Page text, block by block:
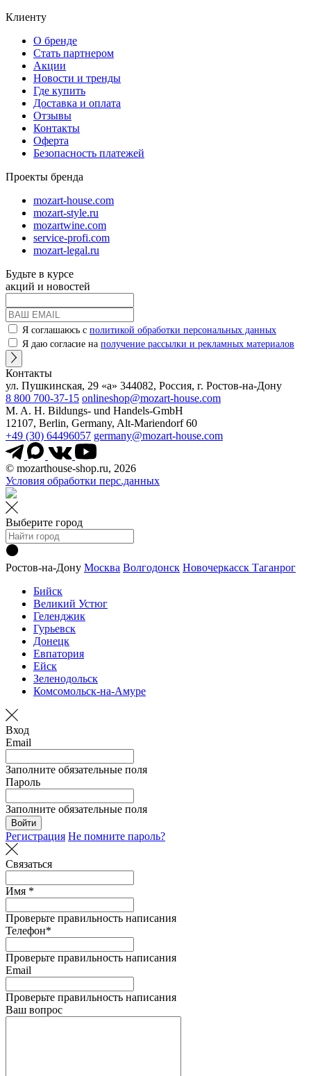
Клиенту
О бренде
Стать партнером
Акции
Новости и тренды
Где купить
Доставка и оплата
Отзывы
Контакты
Оферта
Безопасность платежей
Проекты бренда
mozart-house.com
mozart-style.ru
mozartwine.com
service-profi.com
mozart-legal.ru
Будьте в курсе
акций и новостей
Я соглашаюсь с политикой обработки персональных данных
Я даю согласие на получение рассылки и рекламных материалов
Контакты
ул. Пушкинская, 29 «а» 344082, Россия, г. Ростов-на-Дону
8 800 700-37-15 onlineshop@mozart-house.com
M. A. H. Bildungs- und Handels-GmbH
12107, Berlin, Germany, Alt-Mariendorf 60
+49 (30) 64496057 germany@mozart-house.com
© mozarthouse-shop.ru, 2026
Условия обработки перс.данных
Выберите город
Ростов-на-Дону Москва Волгодонск Новочеркасск Таганрог
Бийск
Великий Устюг
Геленджик
Гурьевск
Донецк
Евпатория
Ейск
Зеленодольск
Комсомольск-на-Амуре
Вход
Email
Заполните обязательные поля
Пароль
Заполните обязательные поля
Войти
Регистрация Не помните пароль?
Связаться
Имя *
Проверьте правильность написания
Телефон*
Проверьте правильность написания
Email
Проверьте правильность написания
Ваш вопрос